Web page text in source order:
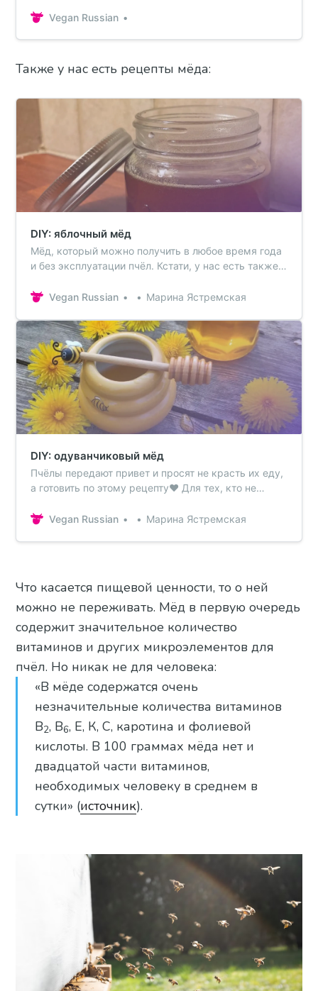
Vegan Russian
Также у нас есть рецепты мёда:
DIY: яблочный мёд
Мёд, который можно получить в любое время года
и без эксплуатации пчёл. Кстати, у нас есть также
яблочным соком подойдёт тем, у кого аллергия на
Ингредиенты2 ст или 400 мл яблочного сока,1 ст
или 200
Vegan Russian Марина Ястремская
DIY: одуванчиковый мёд
Пчёлы передают привет и просят не красть их еду,
а готовить по этому рецепту❤️ Для тех, кто не
яблочного сока. Ингредиенты300+ шт
Vegan Russian Марина Ястремская
Что касается пищевой ценности, то о ней
можно не переживать. Мёд в первую очередь
содержит значительное количество
витаминов и других микроэлементов для
пчёл. Но никак не для человека:
«В мёде содержатся очень
незначительные количества витаминов
В2, В6, Е, К, С, каротина и фолиевой
кислоты. В 100 граммах мёда нет и
двадцатой части витаминов,
необходимых человеку в среднем в
сутки» (источник).